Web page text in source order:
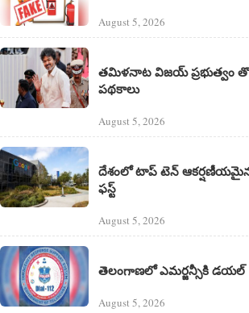
August 5, 2026
తమిళనాట విజయ్ ప్రభుత్వం
పథకాలు
August 5, 2026
దేశంలో టాప్ టెన్
ఫస్ట్‌
August 5, 2026
తెలంగాణలో ఎమర్జన్సీకి డయల్
August 5, 2026